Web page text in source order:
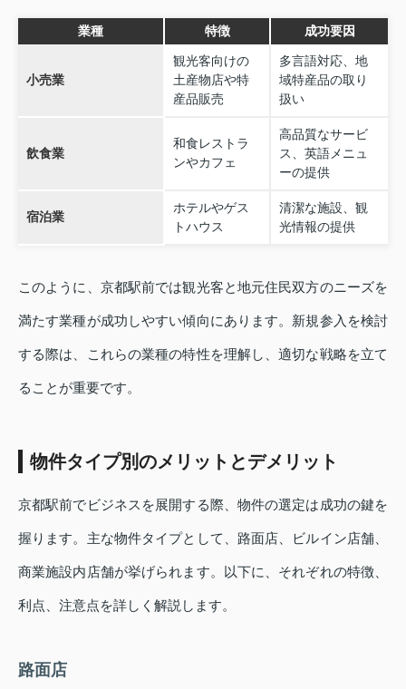
業種 特徴 成功要因
小売業
観光客向けの
土産物店や特
産品販売
多言語対応、地
域特産品の取り
扱い
飲食業
和食レストラ
ンやカフェ
高品質なサービ
ス、英語メニュ
ーの提供
宿泊業
ホテルやゲス
トハウス
清潔な施設、観
光情報の提供
このように、京都駅前では観光客と地元住民双方のニーズを
満たす業種が成功しやすい傾向にあります。新規参入を検討
する際は、これらの業種の特性を理解し、適切な戦略を立て
ることが重要です。
物件タイプ別のメリットとデメリット
京都駅前でビジネスを展開する際、物件の選定は成功の鍵を
握ります。主な物件タイプとして、路面店、ビルイン店舗、
商業施設内店舗が挙げられます。以下に、それぞれの特徴、
利点、注意点を詳しく解説します。
路面店